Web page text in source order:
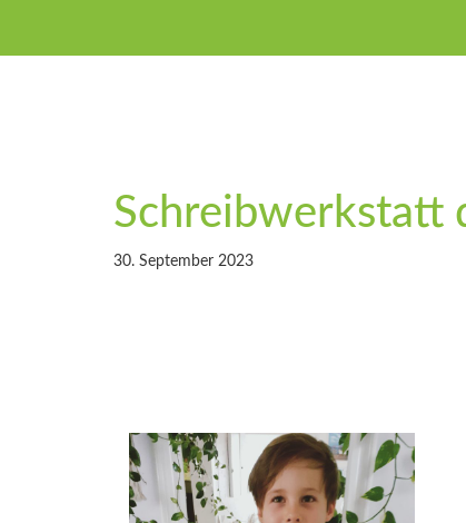
Schreibwerkstatt
30. September 2023